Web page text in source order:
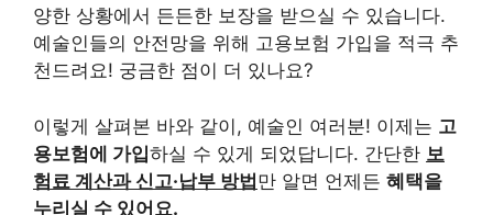
양한 상황에서 든든한 보장을 받으실 수 있습니다.
예술인들의 안전망을 위해 고용보험 가입을 적극 추
천드려요! 궁금한 점이 더 있나요?
이렇게 살펴본 바와 같이, 예술인 여러분! 이제는 고
용보험에 가입하실 수 있게 되었답니다. 간단한 보
험료 계산과 신고·납부 방법만 알면 언제든 혜택을
누리실 수 있어요.